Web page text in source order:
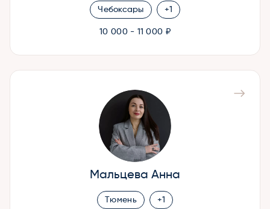
Чебоксары +1
10 000 - 11 000 ₽
Мальцева Анна
Тюмень +1